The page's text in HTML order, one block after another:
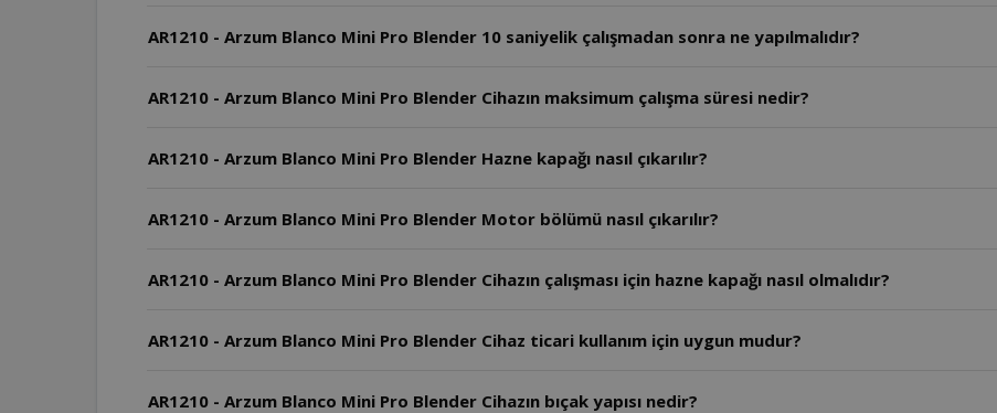
AR1210 - Arzum Blanco Mini Pro Blender 10 saniyelik çalışmadan sonra ne yapılmalıdır?
AR1210 - Arzum Blanco Mini Pro Blender Cihazın maksimum çalışma süresi nedir?
AR1210 - Arzum Blanco Mini Pro Blender Hazne kapağı nasıl çıkarılır?
AR1210 - Arzum Blanco Mini Pro Blender Motor bölümü nasıl çıkarılır?
AR1210 - Arzum Blanco Mini Pro Blender Cihazın çalışması için hazne kapağı nasıl olmalıdır?
AR1210 - Arzum Blanco Mini Pro Blender Cihaz ticari kullanım için uygun mudur?
AR1210 - Arzum Blanco Mini Pro Blender Cihazın bıçak yapısı nedir?